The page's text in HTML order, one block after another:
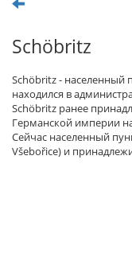
Schöbritz
Schöbritz - населенный
находился в
Schöbritz ранее
Германской империи
Сейчас населенный
Všebořice) и